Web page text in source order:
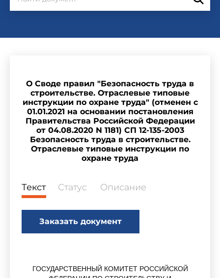
О Своде правил "Безопасность труда в
строительстве. Отраслевые типовые
инструкции по охране труда" (отменен с
01.01.2021 на основании постановления
Правительства Российской Федерации
от 04.08.2020 N 1181) СП 12-135-2003
Безопасность труда в строительстве.
Отраслевые типовые инструкции по
охране труда
Текст Статус Описание
Заказать документ
ГОСУДАРСТВЕННЫЙ КОМИТЕТ РОССИЙСКОЙ